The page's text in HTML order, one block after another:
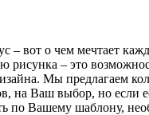
– вот о чем мечтает
рисунка – это
Мы предлагаем
на Ваш выбор, но если
по Вашему шаблону,